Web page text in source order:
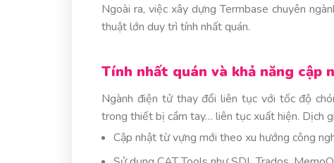
Ngoài ra, việc xây dựng Termbase chuyên
thuật lớn duy trì tính nhất quán.
Tính nhất quán và khả năng cập
Ngành điện tử thay đổi liên tục với tốc độ
trong thiết bị cầm tay… liên tục xuất hiện. Dịch
Cập nhật từ vựng mới theo xu hướng công